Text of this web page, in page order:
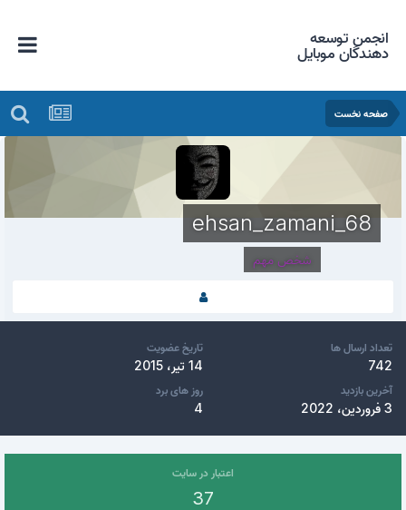
انجمن توسعه
دهندگان موبایل
صفحه نخست
ehsan_zamani_68
شخص مهم
تعداد ارسال ها
742
تاریخ عضویت
14 تیر، 2015
آخرین بازدید
3 فروردین، 2022
روز های برد
4
اعتبار در سایت
37